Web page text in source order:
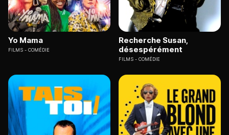
Yo Mama
FILMS COMÉDIE
Recherche Susan,
désespérément
FILMS COMÉDIE